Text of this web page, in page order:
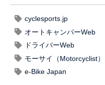
cyclesports.jp
オートキャンパーWeb
ドライバーWeb
モーサイ（Motorcyclist）
e-Bike Japan